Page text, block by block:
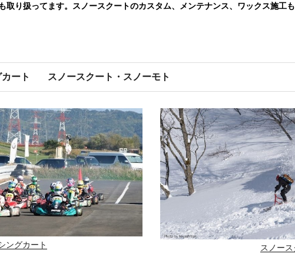
り扱ってます。スノースクートのカスタム、メンテナンス、ワックス施工
ート スノースクート・スノーモト
ングカート スノース